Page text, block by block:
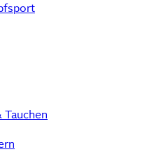
Tauchen